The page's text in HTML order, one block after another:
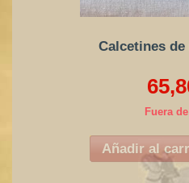
Calcetines
Fuera
Añadir al